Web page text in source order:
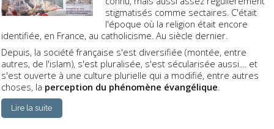
stigmatisés comme sectaires. C'était
l'époque où la religion était encore
identifiée, en France, au catholicisme. Au siècle dernier.
Depuis, la société française s'est diversifiée (montée, entre
autres, de l'islam), s'est pluralisée, s'est sécularisée aussi.... et
s'est ouverte à une culture plurielle qui a modifié, entre autres
choses, la perception du phénomène évangélique.
Lire la suite